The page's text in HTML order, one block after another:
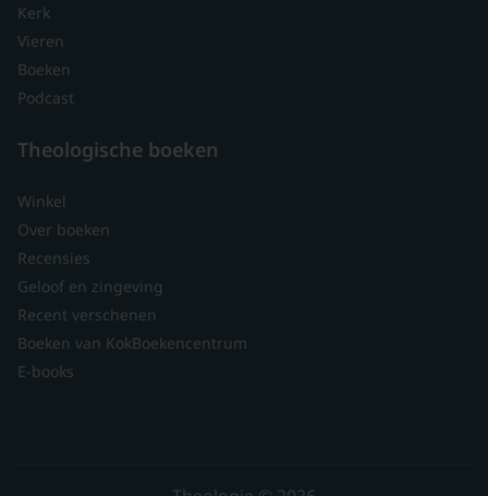
Kerk
Vieren
Boeken
Podcast
Theologische boeken
Winkel
Over boeken
Recensies
Geloof en zingeving
Recent verschenen
Boeken van KokBoekencentrum
E-books